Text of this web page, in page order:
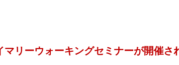
リーウォーキングセミナーが開催さ